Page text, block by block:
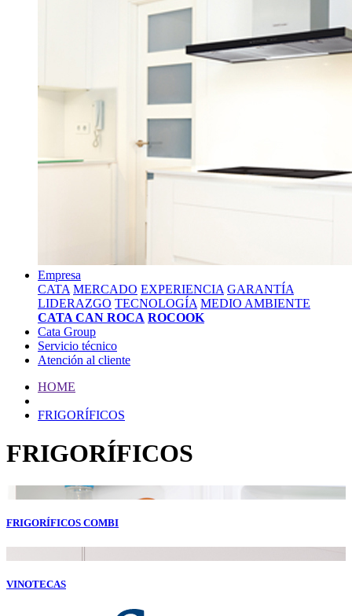
Empresa
CATA MERCADO EXPERIENCIA GARANTÍA
LIDERAZGO TECNOLOGÍA MEDIO AMBIENTE
CATA CAN ROCA ROCOOK
Cata Group
Servicio técnico
Atención al cliente
HOME
FRIGORÍFICOS
FRIGORÍFICOS
FRIGORÍFICOS COMBI
VINOTECAS